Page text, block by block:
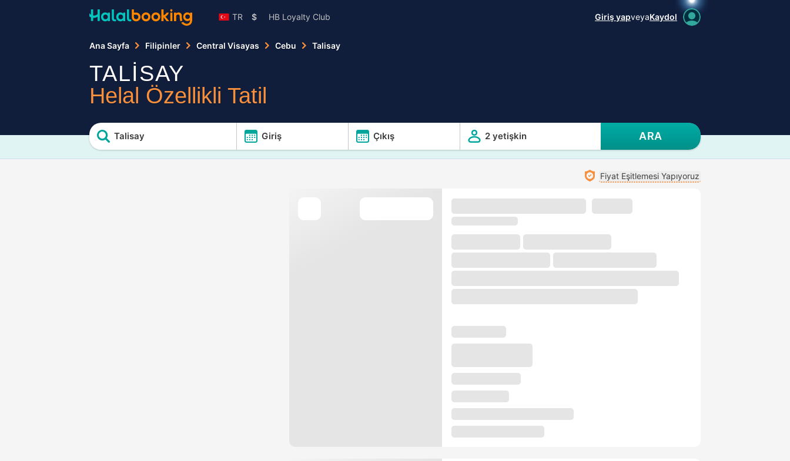
TR $ HB Loyalty Club Giriş yapveyaKaydol
Ana Sayfa Filipinler Central Visayas Cebu Talisay
TALİSAY
Helal Özellikli Tatil
Talisay Giriş Çıkış 2 yetişkin ARA
Fiyat Eşitlemesi Yapıyoruz